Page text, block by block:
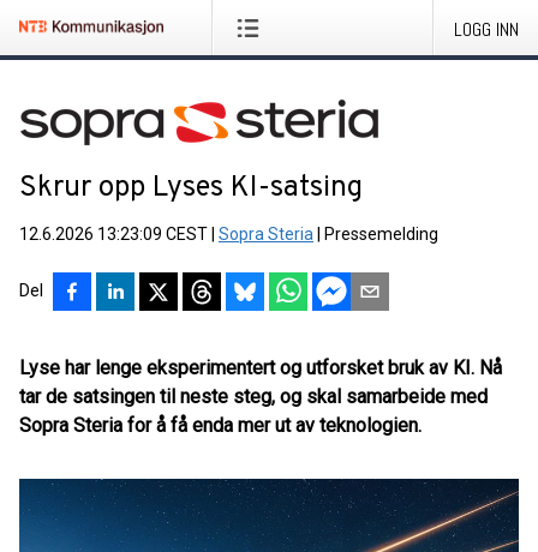
LOGG INN
Skrur opp Lyses KI-satsing
12.6.2026 13:23:09 CEST Sopra Steria Pressemelding
Del
Lyse har lenge eksperimentert og utforsket bruk av KI. Nå
tar de satsingen til neste steg, og skal samarbeide med
Sopra Steria for å få enda mer ut av teknologien.